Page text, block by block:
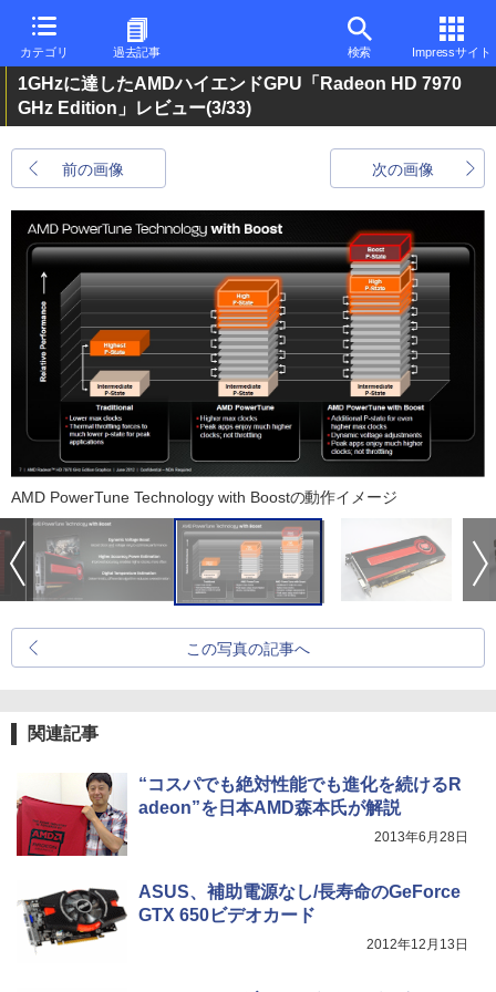
カテゴリ 過去記事 検索 Impressサイト
1GHzに達したAMDハイエンドGPU「Radeon HD 7970
GHz Edition」レビュー(3/33)
前の画像 次の画像
AMD PowerTune Technology with Boostの動作イメージ
この写真の記事へ
関連記事
“コスパでも絶対性能でも進化を続けるR
adeon”を日本AMD森本氏が解説
2013年6月28日
ASUS、補助電源なし/長寿命のGeForce
GTX 650ビデオカード
2012年12月13日